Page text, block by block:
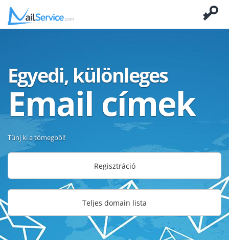
Egyedi, különleges
Email címek
Tűnj ki a tömegből!
Regisztráció
Teljes domain lista